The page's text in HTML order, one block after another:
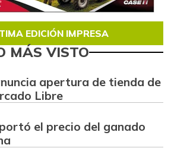
EDICIÓN IMPRESA
MÁS VISTO
apertura de tienda de
Libre
el precio del ganado